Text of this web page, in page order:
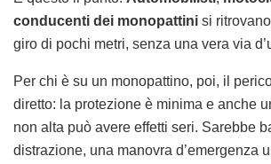
conducenti dei monopattini si
giro di pochi metri, senza una vera via
Per chi è su un monopattino, poi, il
diretto: la protezione è minima e anche
non alta può avere effetti seri. Sarebbe
distrazione, una manovra d’emergenza